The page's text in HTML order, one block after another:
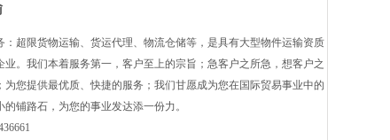
：超限货物运输、货运代理、物流仓储等，是具有大型物件运输资质
业。我们本着服务第一，客户至上的宗旨；急客户之所急，想客户之
为您提供最优质、快捷的服务；我们甘愿成为您在国际贸易事业中的
的铺路石，为您的事业发达添一份力。